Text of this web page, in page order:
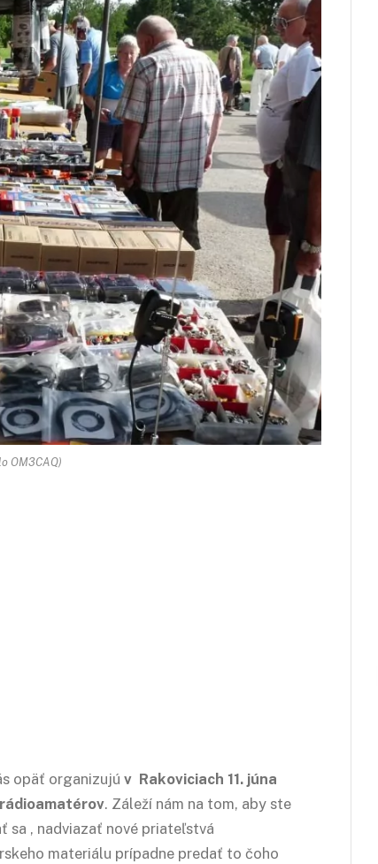
OM3CAQ)
opäť organizujú v Rakoviciach 11. júna
. Záleží nám na tom, aby ste
sa , nadviazať nové priateľstvá
materiálu prípadne predať to čoho